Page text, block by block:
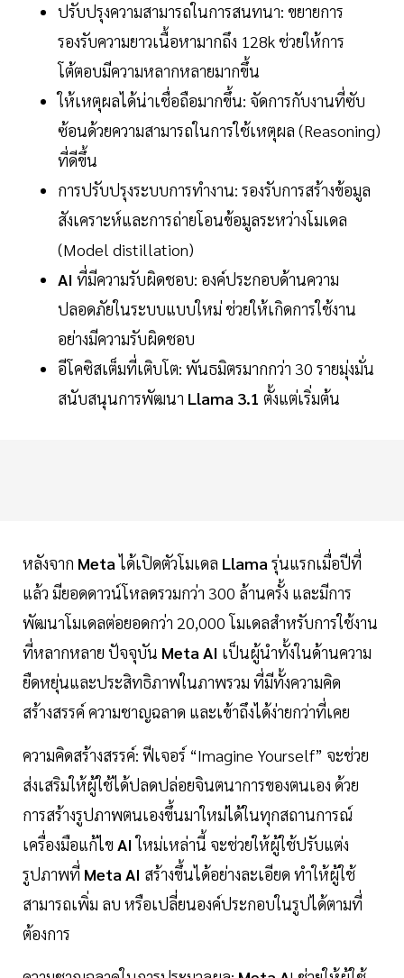
ปรับปรุงความสามารถในการสนทนา: ขยายการ
รองรับความยาวเนื้อหามากถึง 128k ช่วยให้การ
โต้ตอบมีความหลากหลายมากขึ้น
ให้เหตุผลได้น่าเชื่อถือมากขึ้น: จัดการกับงานที่ซับ
ซ้อนด้วยความสามารถในการใช้เหตุผล (Reasoning)
ที่ดีขึ้น
การปรับปรุงระบบการทำงาน: รองรับการสร้างข้อมูล
สังเคราะห์และการถ่ายโอนข้อมูลระหว่างโมเดล
(Model distillation)
AI ที่มีความรับผิดชอบ: องค์ประกอบด้านความ
ปลอดภัยในระบบแบบใหม่ ช่วยให้เกิดการใช้งาน
อย่างมีความรับผิดชอบ
อีโคซิสเต็มที่เติบโต: พันธมิตรมากกว่า 30 รายมุ่งมั่น
สนับสนุนการพัฒนา Llama 3.1 ตั้งแต่เริ่มต้น
หลังจาก Metaได้เปิดตัวโมเดล Llama รุ่นแรกเมื่อปีที่
แล้ว มียอดดาวน์โหลดรวมกว่า 300 ล้านครั้ง และมีการ
พัฒนาโมเดลต่อยอดกว่า 20,000 โมเดลสำหรับการใช้งาน
ที่หลากหลาย ปัจจุบัน Meta AI เป็นผู้นำทั้งในด้านความ
ยืดหยุ่นและประสิทธิภาพในภาพรวม ที่มีทั้งความคิด
สร้างสรรค์ ความชาญฉลาด และเข้าถึงได้ง่ายกว่าที่เคย
ความคิดสร้างสรรค์: ฟีเจอร์ “Imagine Yourself” จะช่วย
ส่งเสริมให้ผู้ใช้ได้ปลดปล่อยจินตนาการของตนเอง ด้วย
การสร้างรูปภาพตนเองขึ้นมาใหม่ได้ในทุกสถานการณ์
เครื่องมือแก้ไข AIใหม่เหล่านี้ จะช่วยให้ผู้ใช้ปรับแต่ง
รูปภาพที่ Meta AI สร้างขึ้นได้อย่างละเอียด ทำให้ผู้ใช้
สามารถเพิ่ม ลบ หรือเปลี่ยนองค์ประกอบในรูปได้ตามที่
ต้องการ